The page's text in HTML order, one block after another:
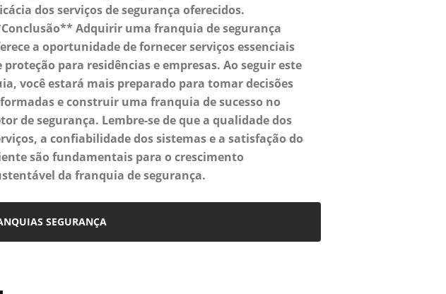
dos serviços de segurança oferecidos.
Adquirir uma franquia de segurança
a oportunidade de fornecer serviços essenciais
proteção para residências e empresas. Ao seguir este
você estará mais preparado para tomar decisões
e construir uma franquia de sucesso no
de segurança. Lembre-se de que a qualidade dos
a confiabilidade dos sistemas e a satisfação do
são fundamentais para o crescimento
da franquia de segurança.
SEGURANÇA